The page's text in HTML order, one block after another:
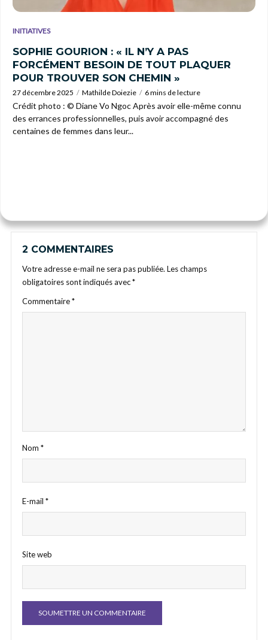
INITIATIVES
SOPHIE GOURION : « IL N’Y A PAS
FORCÉMENT BESOIN DE TOUT PLAQUER
POUR TROUVER SON CHEMIN »
27 décembre 2025 Mathilde Doiezie 6 mins de lecture
Crédit photo : © Diane Vo Ngoc Après avoir elle-même connu
des errances professionnelles, puis avoir accompagné des
centaines de femmes dans leur...
2 COMMENTAIRES
Votre adresse e-mail ne sera pas publiée. Les champs
obligatoires sont indiqués avec*
Commentaire*
Nom *
E-mail *
Site web